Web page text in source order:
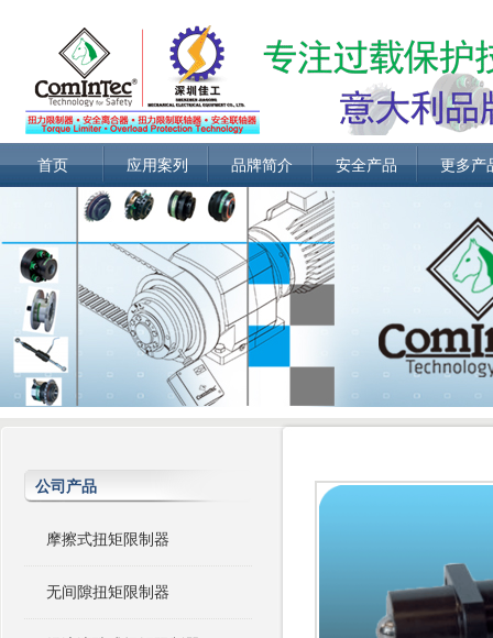
首页 应用案列 品牌简介 安全产品 更多产
公司产品
摩擦式扭矩限制器
无间隙扭矩限制器